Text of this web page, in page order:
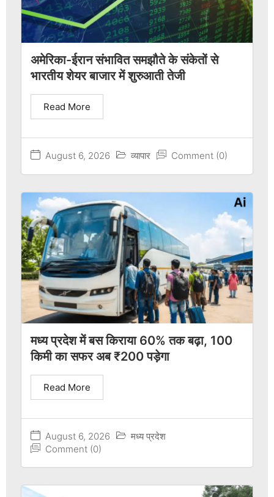
अमेरिका-ईरान संभावित समझौते के संकेतों से
भारतीय शेयर बाजार में शुरुआती तेजी
August 6, 2026 व्यापार Comment (0)
Read More
मध्य प्रदेश में बस किराया 60% तक बढ़ा, 100
किमी का सफर अब ₹200 पड़ेगा
August 6, 2026
मध्य प्रदेश
Comment (0)
Read More